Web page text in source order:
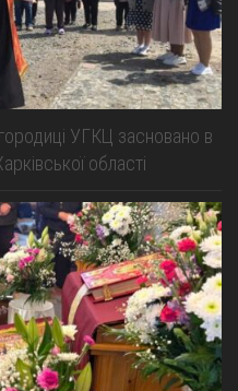
УГКЦ засновано в
області